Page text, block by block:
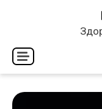
содержимому